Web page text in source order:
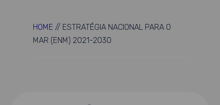
HOME // ESTRATÉGIA NACIONAL PARA O
MAR (ENM) 2021-2030